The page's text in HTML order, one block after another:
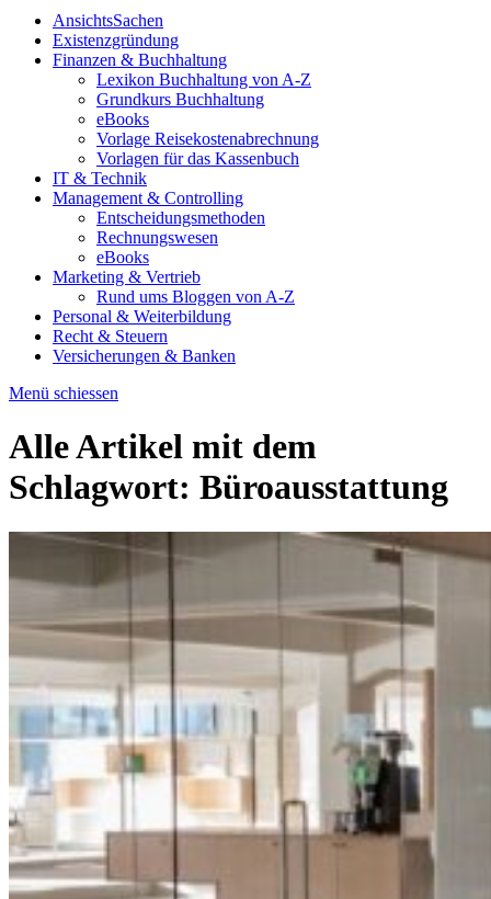
AnsichtsSachen
Existenzgründung
Finanzen & Buchhaltung
Lexikon Buchhaltung von A-Z
Grundkurs Buchhaltung
eBooks
Vorlage Reisekostenabrechnung
Vorlagen für das Kassenbuch
IT & Technik
Management & Controlling
Entscheidungsmethoden
Rechnungswesen
eBooks
Marketing & Vertrieb
Rund ums Bloggen von A-Z
Personal & Weiterbildung
Recht & Steuern
Versicherungen & Banken
Menü schiessen
Alle Artikel mit dem
Schlagwort: Büroausstattung